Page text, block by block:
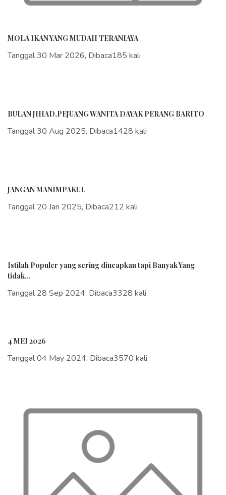
MOLA IKAN YANG MUDAH TERANIAYA
Tanggal 30 Mar 2026, Dibaca185 kali
BULAN JIHAD,PEJUANG WANITA DAYAK PERANG BARITO
Tanggal 30 Aug 2025, Dibaca1428 kali
JANGAN MANIMPAKUL
Tanggal 20 Jan 2025, Dibaca212 kali
Istilah Populer yang sering diucapkan tapi Banyak Yang
tidak...
Tanggal 28 Sep 2024, Dibaca3328 kali
4 MEI 2026
Tanggal 04 May 2024, Dibaca3570 kali